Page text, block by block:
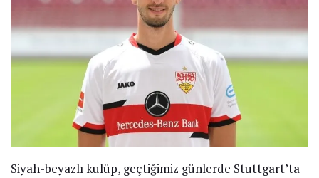
Siyah-beyazlı kulüp, geçtiğimiz günlerde Stuttgart’ta